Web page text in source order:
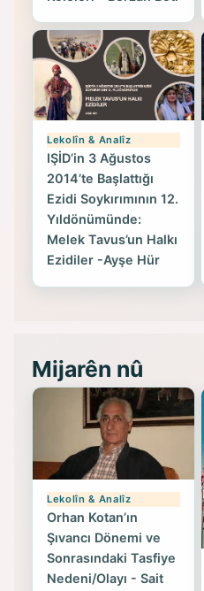
Lekolîn & Analîz
IŞİD’in 3 Ağustos
2014’te Başlattığı
Ezidi Soykırımının 12.
Yıldönümünde:
Melek Tavus’un Halkı
Ezidiler -Ayşe Hür
Mijarên nû
Lekolîn & Analîz
Orhan Kotan’ın
Şıvancı Dönemi ve
Sonrasındaki Tasfiye
Nedeni/Olayı - Sait